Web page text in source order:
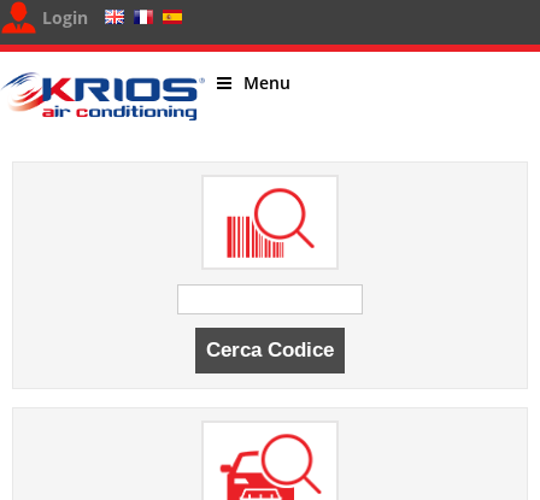
Login
Menu